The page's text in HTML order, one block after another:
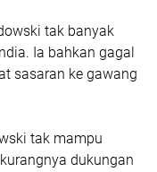
tak banyak
Ia bahkan gagal
sasaran ke gawang
tak mampu
dukungan